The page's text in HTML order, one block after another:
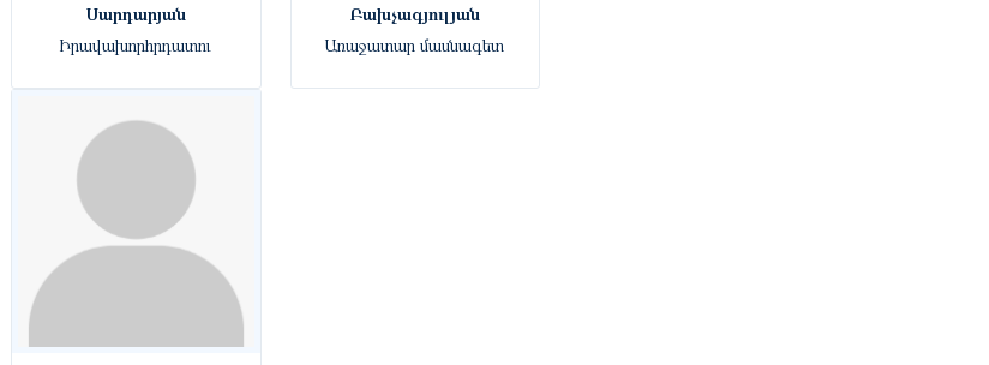
Սարդարյան
Իրավախորհրդատու
Բախչագյուլյան
Առաջատար մասնագետ